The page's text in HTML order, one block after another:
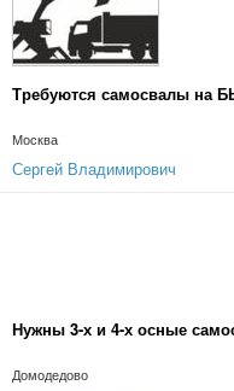
Требуются самосвалы
Москва
Сергей Владимирович
Нужны 3-х и 4-х осные
Домодедово